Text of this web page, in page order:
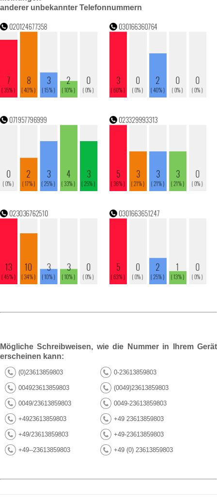
anderer unbekannter Telefonnummern
Mögliche Schreibweisen, wie die Nummer in Ihrem Gerät
erscheinen kann:
(0)23613859803 0-23613859803
004923613859803 (0049)23613859803
0049/23613859803 0049-23613859803
+4923613859803 +49 23613859803
+49/23613859803 +49-23613859803
+49--23613859803 +49 (0) 23613859803